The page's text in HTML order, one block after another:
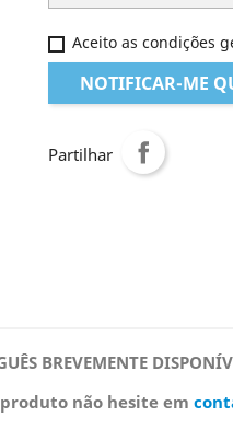
Aceito as condições
NOTIFICAR-ME
Partilhar
BREVEMENTE
não hesite em